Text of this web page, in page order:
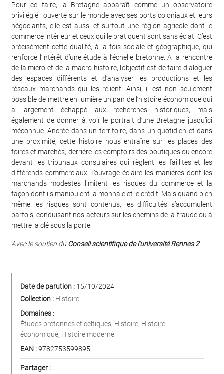
Pour ce faire, la Bretagne apparaît comme un observatoire
privilégié : ouverte sur le monde avec ses ports coloniaux et leurs
négociants, elle est aussi et surtout une région agricole dont le
commerce intérieur et ceux qui le pratiquent sont sans éclat. C’est
précisément cette dualité, à la fois sociale et géographique, qui
renforce l’intérêt d’une étude à l’échelle bretonne. À la rencontre
de la micro et de la macro-histoire, l’objectif est de faire dialoguer
des espaces différents et d’analyser les productions et les
réseaux marchands qui les relient. Ainsi, il est non seulement
possible de mettre en lumière un pan de l’histoire économique qui
a largement échappé aux recherches historiques, mais
également de donner à voir le portrait d’une Bretagne jusqu’ici
méconnue. Ancrée dans un territoire, dans un quotidien et dans
une proximité, cette histoire nous entraîne sur les places des
foires et marchés, derrière les comptoirs des boutiques ou encore
devant les tribunaux consulaires qui règlent les faillites et les
différends commerciaux. L’ouvrage éclaire les manières dont les
marchands modestes limitent les risques du commerce et la
façon dont ils manipulent la monnaie et le crédit. Mais quand bien
même les risques sont contenus, les difficultés s’accumulent
parfois, conduisant nos acteurs sur les chemins de la fraude ou à
mettre la clé sous la porte.
Avec le soutien duConseil scientifique de l’université Rennes 2.
Date de parution : 15/10/2024
Collection : Histoire
Domaines :
Études bretonnes et celtiques, Histoire, Histoire
économique, Histoire moderne
EAN :9782753599895
Partager :